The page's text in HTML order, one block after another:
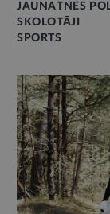
JAUNATNES
SKOLOTĀJI
SPORTS